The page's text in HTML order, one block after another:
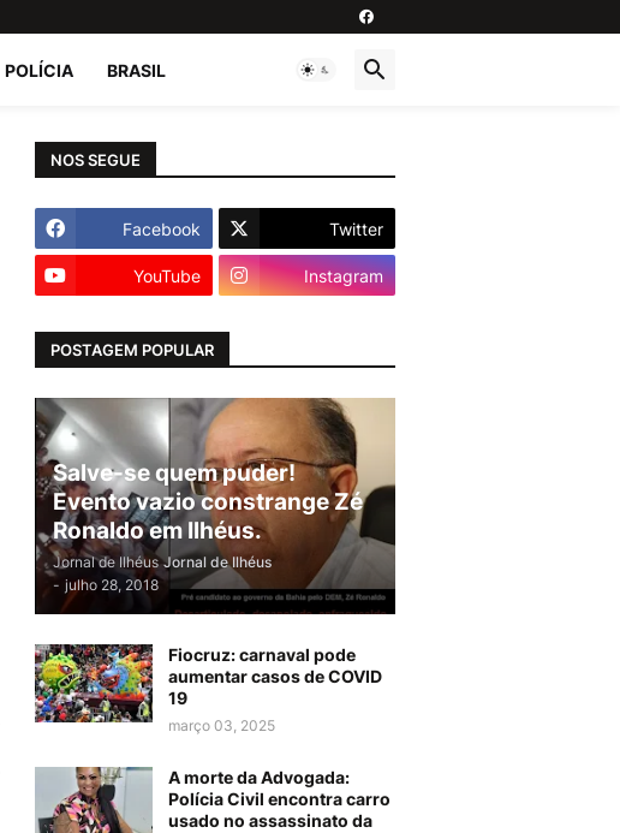
POLÍCIA BRASIL
NOS SEGUE
Facebook Twitter
YouTube Instagram
POSTAGEM POPULAR
Salve-se quem puder!
Evento vazio constrange Zé
Ronaldo em Ilhéus.
Jornal de Ilhéus Jornal de Ilhéus
- julho 28, 2018
Fiocruz: carnaval pode
aumentar casos de COVID
19
março 03, 2025
A morte da Advogada:
Polícia Civil encontra carro
usado no assassinato da